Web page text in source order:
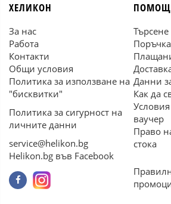
ХЕЛИКОН
За нас
Работа
Контакти
Общи условия
Политика за използване на
"бисквитки"
Политика за сигурност на
личните данни
service@helikon.bg
Helikon.bg във Facebook
ПОМОЩ
Търсене
Поръчка
Данни
Как да
ваучер
Право
стока